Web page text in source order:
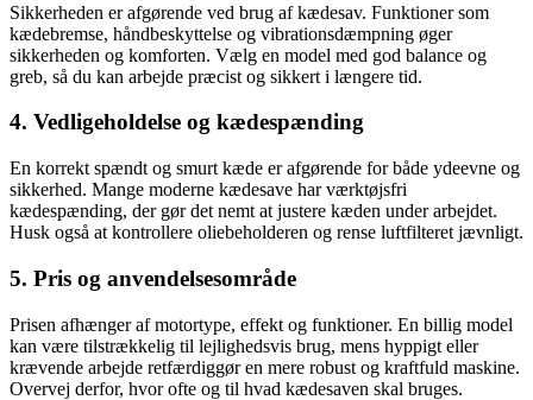
Sikkerheden er afgørende ved brug af kædesav. Funktioner som
kædebremse, håndbeskyttelse og vibrationsdæmpning øger
sikkerheden og komforten. Vælg en model med god balance og
greb, så du kan arbejde præcist og sikkert i længere tid.
4. Vedligeholdelse og kædespænding
En korrekt spændt og smurt kæde er afgørende for både ydeevne og
sikkerhed. Mange moderne kædesave har værktøjsfri
kædespænding, der gør det nemt at justere kæden under arbejdet.
Husk også at kontrollere oliebeholderen og rense luftfilteret jævnligt.
5. Pris og anvendelsesområde
Prisen afhænger af motortype, effekt og funktioner. En billig model
kan være tilstrækkelig til lejlighedsvis brug, mens hyppigt eller
krævende arbejde retfærdiggør en mere robust og kraftfuld maskine.
Overvej derfor, hvor ofte og til hvad kædesaven skal bruges.